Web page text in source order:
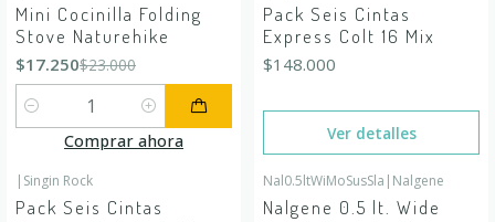
Mini Cocinilla Folding
Stove Naturehike
$17.250$23.000
Cantidad
Comprar ahora
Pack Seis Cintas
Express Colt 16 Mix
$148.000
Ver detalles
Agotado
| Singin Rock
Pack Seis Cintas
Nal0.5ltWiMoSusSla | Nalgene
Nalgene 0.5 lt. Wide